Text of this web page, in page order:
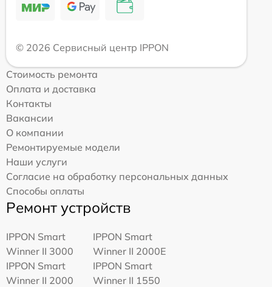
© 2026 Сервисный центр IPPON
Стоимость ремонта
Оплата и доставка
Контакты
Вакансии
О компании
Ремонтируемые модели
Наши услуги
Согласие на обработку персональных данных
Способы оплаты
Ремонт устройств
IPPON Smart
Winner II 3000
IPPON Smart
Winner II 2000E
IPPON Smart
Winner II 2000
IPPON Smart
Winner II 1550